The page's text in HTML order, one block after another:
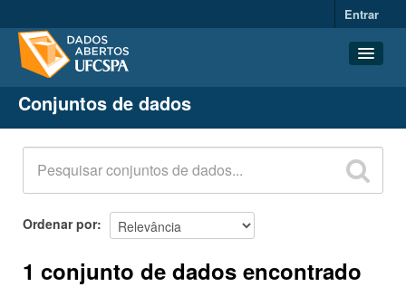
Entrar
Conjuntos de dados
Organizações
Grupos
Sobre
Conjuntos de dados
Ordenar por
1 conjunto de dados encontrado